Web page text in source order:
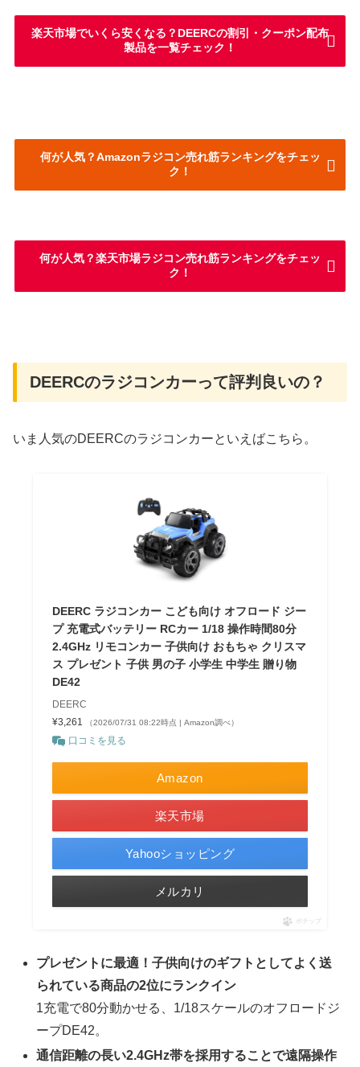
楽天市場でいくら安くなる？DEERCの割引・クーポン配布
製品を一覧チェック！
何が人気？Amazonラジコン売れ筋ランキングをチェッ
ク！
何が人気？楽天市場ラジコン売れ筋ランキングをチェッ
ク！
DEERCのラジコンカーって評判良いの？
いま人気のDEERCのラジコンカーといえばこちら。
DEERC ラジコンカー こども向け オフロード ジー
プ 充電式バッテリー RCカー 1/18 操作時間80分
2.4GHz リモコンカー 子供向け おもちゃ クリスマ
ス プレゼント 子供 男の子 小学生 中学生 贈り物
DE42
DEERC
¥3,261
（2026/07/31 08:22時点 | Amazon調べ）
口コミを見る
Amazon
楽天市場
Yahooショッピング
メルカリ
ポチップ
プレゼントに最適！子供向けのギフトとしてよく送
られている商品の2位にランクイン
1充電で80分動かせる、1/18スケールのオフロードジ
ープDE42。
通信距離の長い2.4GHz帯を採用することで遠隔操作